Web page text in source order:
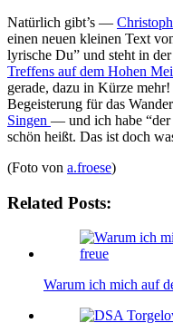
Natürlich gibt’s —
einen neuen kleinen Text
lyrische Du” und steht in der
Treffens auf dem Hohen
gerade, dazu in Kürze
Begeisterung für das
Singen — und ich habe “der
schön heißt. Das ist doch
(Foto von a.froese)
Related Posts:
Warum ich mich auf